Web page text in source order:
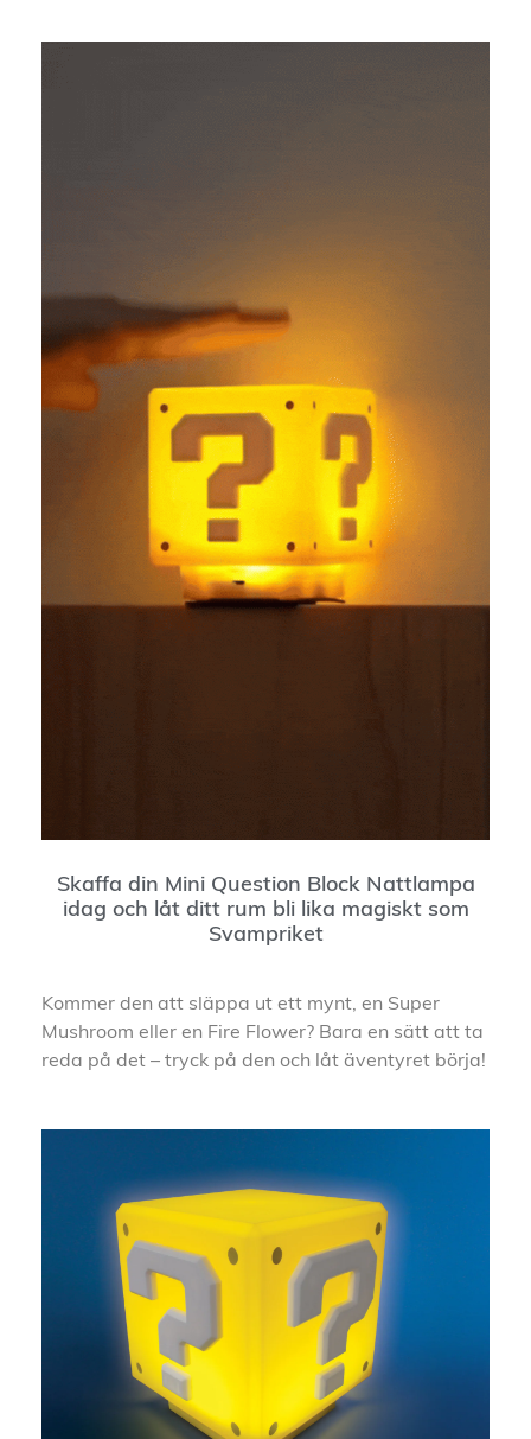
Skaffa din Mini Question Block Nattlampa
idag och låt ditt rum bli lika magiskt som
Svampriket
Kommer den att släppa ut ett mynt, en Super
Mushroom eller en Fire Flower? Bara en sätt att ta
reda på det – tryck på den och låt äventyret börja!